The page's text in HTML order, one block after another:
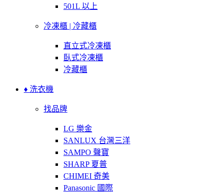
501L 以上
冷凍櫃 | 冷藏櫃
直立式冷凍櫃
臥式冷凍櫃
冷藏櫃
♦ 洗衣機
找品牌
LG 樂金
SANLUX 台灣三洋
SAMPO 聲寶
SHARP 夏普
CHIMEI 奇美
Panasonic 國際